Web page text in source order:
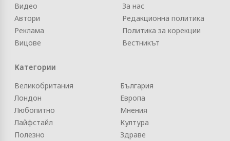
Видео
Автори
Реклама
Вицове
За нас
Редакционна политика
Политика за корекции
Вестникът
Категории
Великобритания
Лондон
Любопитно
Лайфстайл
Полезно
България
Европа
Мнения
Култура
Здраве